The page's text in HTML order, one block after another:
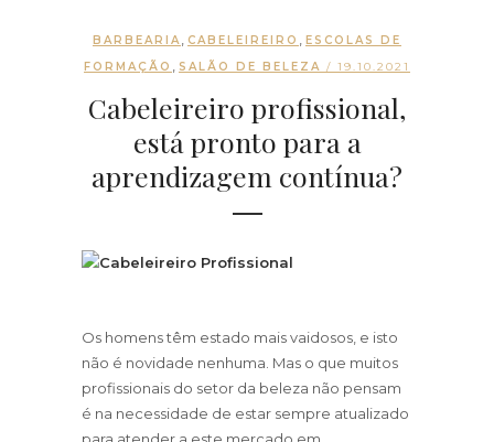
BARBEARIA CABELEIREIRO
ESCOLAS DE
FORMAÇÃO
SALÃO DE BELEZA / 19.10.2021
Cabeleireiro profissional,
está pronto para a
aprendizagem contínua?
Os homens têm estado mais vaidosos, e isto
não é novidade nenhuma. Mas o que muitos
profissionais do setor da beleza não pensam
é na necessidade de estar sempre atualizado